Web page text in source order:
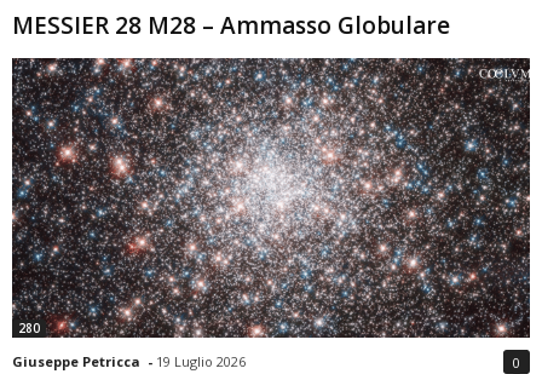
MESSIER 28 M28 – Ammasso Globulare
280
Giuseppe Petricca - 19 Luglio 2026 0